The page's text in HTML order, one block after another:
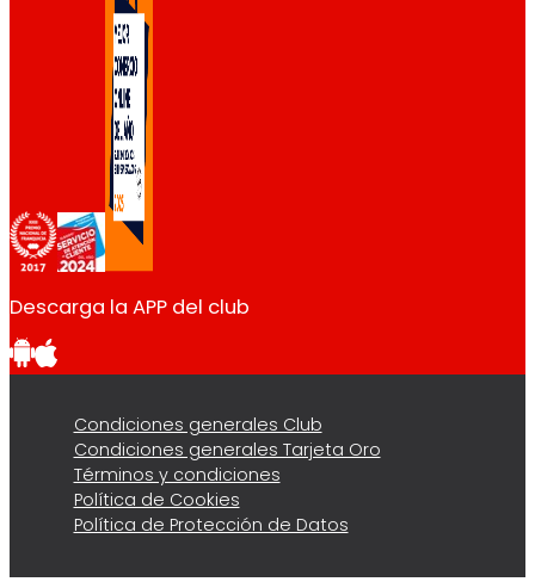
Descarga la APP del club
Condiciones generales Club
Condiciones generales Tarjeta Oro
Términos y condiciones
Política de Cookies
Política de Protección de Datos